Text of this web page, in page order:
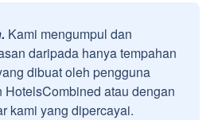
Kami mengumpul dan
daripada hanya tempahan
dibuat oleh pengguna
HotelsCombined atau dengan
kami yang dipercayai.